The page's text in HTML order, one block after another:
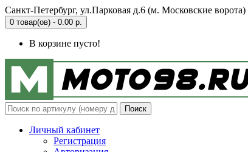
Санкт-Петербург, ул.Парковая д.6 (м. Московские ворота)
0 товар(ов) - 0.00 р.
В корзине пусто!
Поиск
Личный кабинет
Регистрация